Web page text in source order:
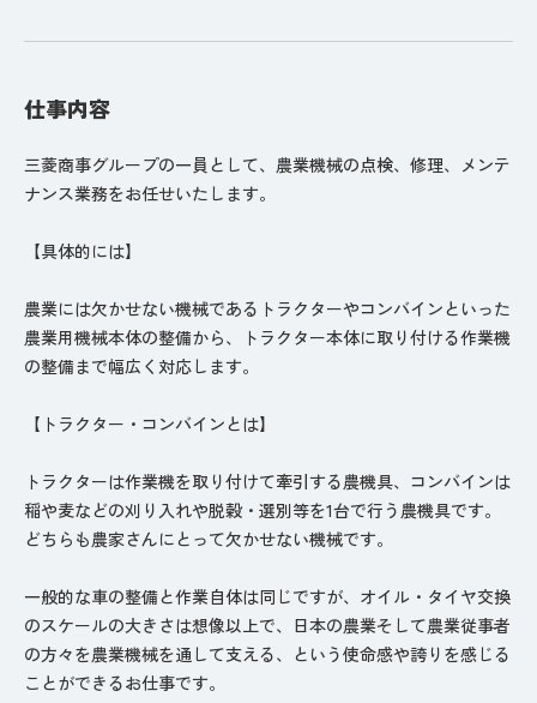
仕事内容
三菱商事グループの一員として、農業機械の点検、修理、メンテ
ナンス業務をお任せいたします。
【具体的には】
農業には欠かせない機械であるトラクターやコンバインといった
農業用機械本体の整備から、トラクター本体に取り付ける作業機
の整備まで幅広く対応します。
【トラクター・コンバインとは】
トラクターは作業機を取り付けて牽引する農機具、コンバインは
稲や麦などの刈り入れや脱穀・選別等を1台で行う農機具です。
どちらも農家さんにとって欠かせない機械です。
一般的な車の整備と作業自体は同じですが、オイル・タイヤ交換
のスケールの大きさは想像以上で、日本の農業そして農業従事者
の方々を農業機械を通して支える、という使命感や誇りを感じる
ことができるお仕事です。